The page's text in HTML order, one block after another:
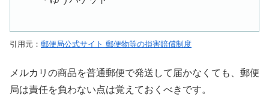
引用元： 郵便局公式サイト 郵便物等の損害賠償制度
メルカリの商品を普通郵便で発送して届かなくても、郵便
局は責任を負わない点は覚えておくべきです。